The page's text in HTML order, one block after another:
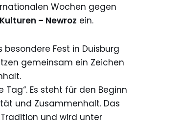
Wochen gegen
– Newroz ein.
besondere Fest in Duisburg
gemeinsam ein Zeichen
Es steht für den Beginn
und Zusammenhalt. Das
und wird unter